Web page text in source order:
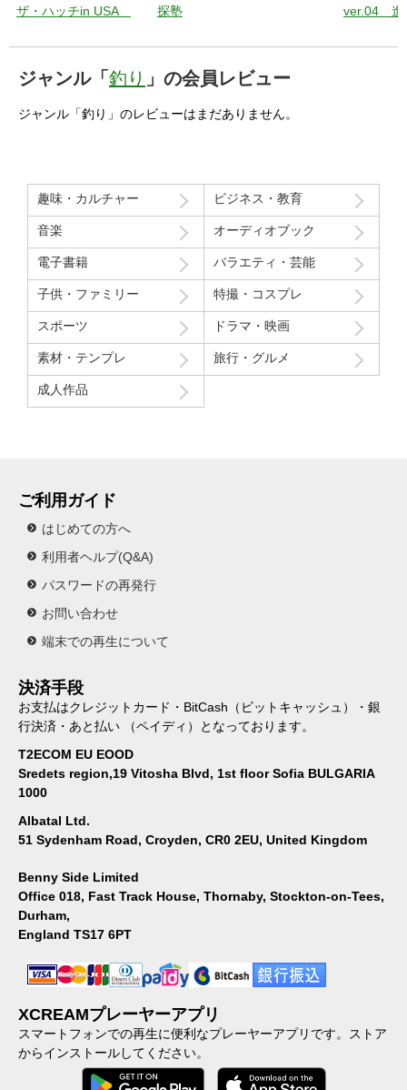
ザ・ハッチin USA
探塾
ver.04 進
ジャンル「 釣り 」の会員レビュー
ジャンル「釣り」のレビューはまだありません。
趣味・カルチャー ビジネス・教育
音楽 オーディオブック
電子書籍 バラエティ・芸能
子供・ファミリー 特撮・コスプレ
スポーツ ドラマ・映画
素材・テンプレ 旅行・グルメ
成人作品
ご利用ガイド
はじめての方へ
利用者ヘルプ(Q&A)
パスワードの再発行
お問い合わせ
端末での再生について
決済手段
お支払はクレジットカード・BitCash（ビットキャッシュ）・銀
行決済・あと払い （ペイディ）となっております。
T2ECOM EU EOOD
Sredets region,19 Vitosha Blvd, 1st floor Sofia BULGARIA
1000
Albatal Ltd.
51 Sydenham Road, Croyden, CR0 2EU, United Kingdom
Benny Side Limited
Office 018, Fast Track House, Thornaby, Stockton-on-Tees,
Durham,
England TS17 6PT
XCREAMプレーヤーアプリ
スマートフォンでの再生に便利なプレーヤーアプリです。ストア
からインストールしてください。